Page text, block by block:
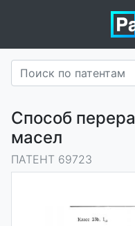
Способ
масел
ПАТЕНТ 69723